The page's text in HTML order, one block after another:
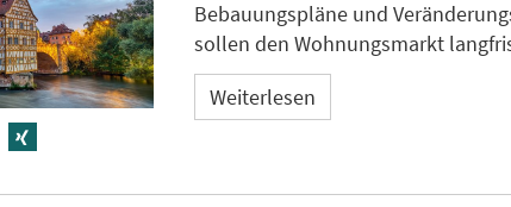
Bebauungspläne und
sollen den Wohnungsmarkt
Weiterlesen